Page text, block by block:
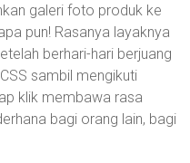
galeri foto produk ke
pun! Rasanya layaknya
berhari-hari berjuang
sambil mengikuti
klik membawa rasa
bagi orang lain, bagi